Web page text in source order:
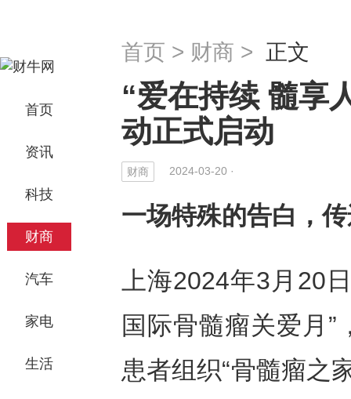
首页
资讯
科技
财商
汽车
家电
生活
首页 > 财商 > 正文
“爱在持续 髓享
动正式启动
财商 2024-03-20 ·
一场特殊的告白，
上海2024年3月20
国际骨髓瘤关爱月
患者组织“骨髓瘤之